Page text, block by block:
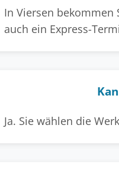
In Viersen bekommen
auch ein Express-
Ja. Sie wählen die